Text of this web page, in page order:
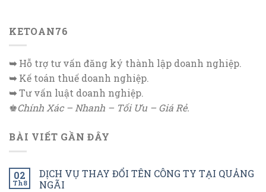
KETOAN76
➥Hỗ trợ tư vấn đăng ký thành lập doanh nghiệp.
➥Kế toán thuế doanh nghiệp.
➥Tư vấn luật doanh nghiệp.
♚Chính Xác – Nhanh – Tối Ưu – Giá Rẻ.
BÀI VIẾT GẦN ĐÂY
02
Th8
DỊCH VỤ THAY ĐỔI TÊN CÔNG TY TẠI QUẢNG
NGÃI